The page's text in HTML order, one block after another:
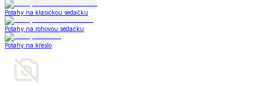
Potahy na klasickou sedačku
Potahy na rohovou sedačku
Potahy na křeslo